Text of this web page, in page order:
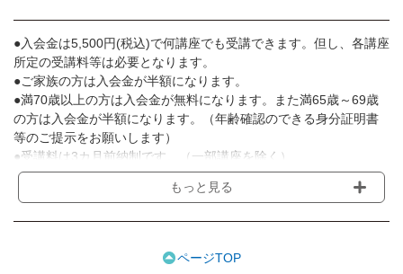
●入会金は5,500円(税込)で何講座でも受講できます。但し、各講座
所定の受講料等は必要となります。
●ご家族の方は入会金が半額になります。
●満70歳以上の方は入会金が無料になります。また満65歳～69歳
の方は入会金が半額になります。（年齢確認のできる身分証明書
等のご提示をお願いします）
●受講料は3カ月前納制です。（一部講座を除く）
●受講料には運営費として１講座につき月額770円(税込)が含まれ
ております。また一部の講座では別途傷害保険料も含まれており
用は含まれておりません。
もっと見る
ページTOP